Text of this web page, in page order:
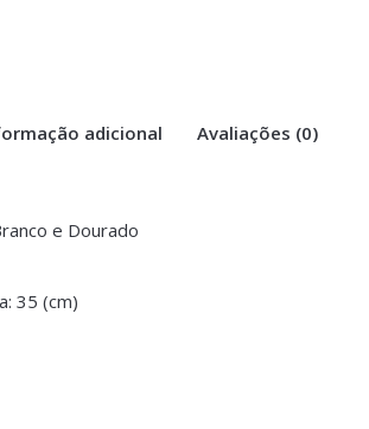
adicional Avaliações (0)
e Dourado
35 (cm)
kg
yet.
review “Globo Terrestre
www.homeart.pt/minha-
a> to post a review.